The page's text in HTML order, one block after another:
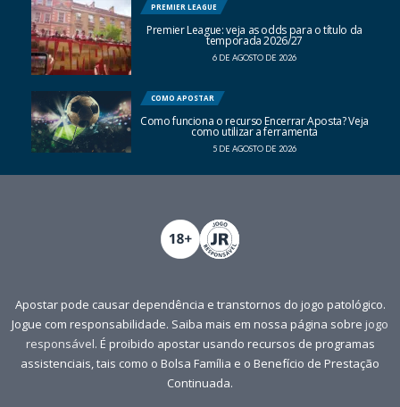
PREMIER LEAGUE
Premier League: veja as odds para o título da
temporada 2026/27
6 DE AGOSTO DE 2026
COMO APOSTAR
Como funciona o recurso Encerrar Aposta? Veja
como utilizar a ferramenta
5 DE AGOSTO DE 2026
Apostar pode causar dependência e transtornos do jogo patológico.
Jogue com responsabilidade. Saiba mais em nossa página sobre jogo
responsável. É proibido apostar usando recursos de programas
assistenciais, tais como o Bolsa Família e o Benefício de Prestação
Continuada.